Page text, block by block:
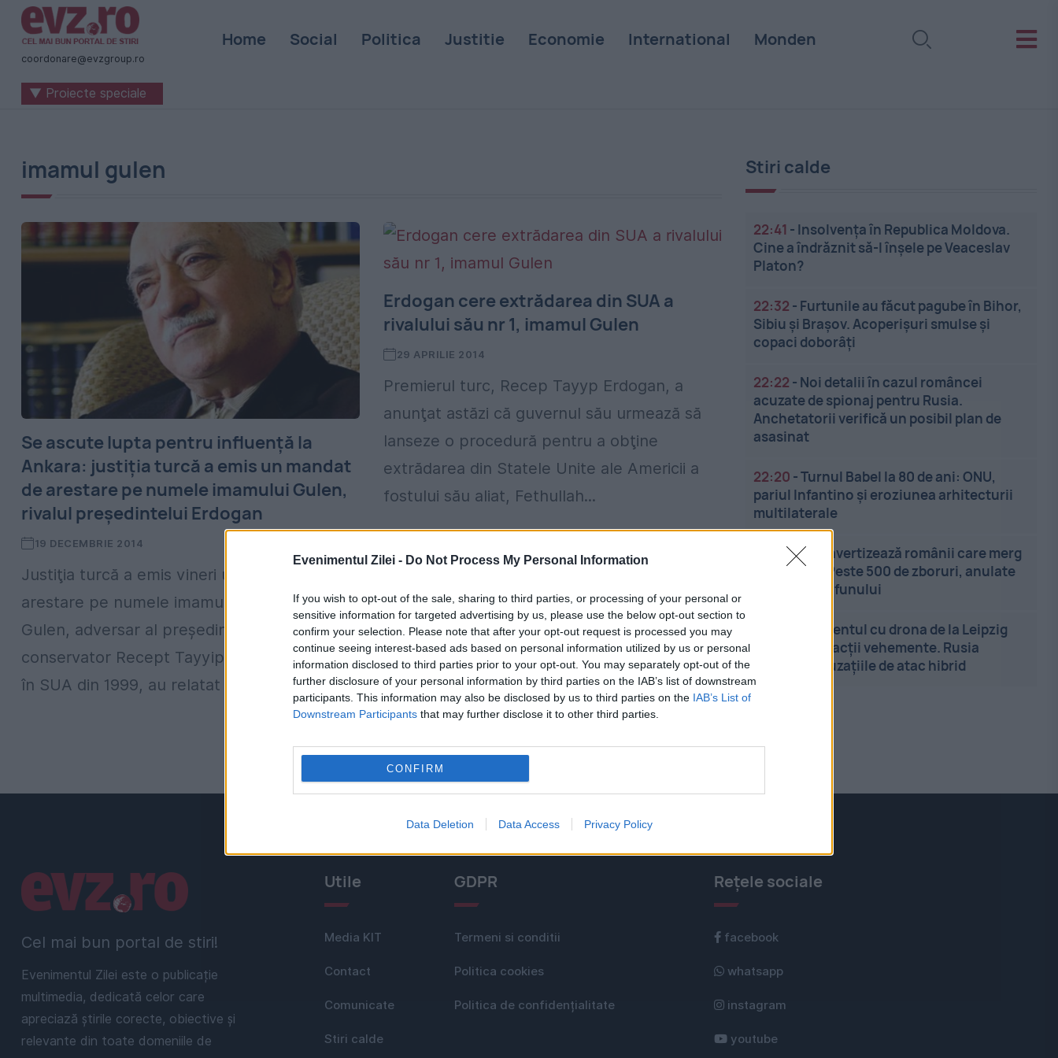
Evenimentul Zilei - Do Not Process My Personal Information
If you wish to opt-out of the sale, sharing to third parties, or processing of your personal or
sensitive information for targeted advertising by us, please use the below opt-out section to
confirm your selection. Please note that after your opt-out request is processed you may
continue seeing interest-based ads based on personal information utilized by us or personal
information disclosed to third parties prior to your opt-out. You may separately opt-out of the
further disclosure of your personal information by third parties on the IAB’s list of downstream
participants. This information may also be disclosed by us to third parties on the IAB’s List of
Downstream Participants that may further disclose it to other third parties.
CONFIRM
Data Deletion Data Access Privacy Policy
Știri
naționale
internaționale
România
-
coordonare@evzgroup.ro
Home Social Politica Justitie Economie International Monden
▼ Proiecte speciale
imamul gulen
Se ascute lupta pentru influență la
Ankara: justiția turcă a emis un mandat
de arestare pe numele imamului Gulen,
rivalul președintelui Erdogan
19 DECEMBRIE 2014
Justiţia turcă a emis vineri un mandat de
arestare pe numele imamului Fethullah
Gulen, adversar al preşedintelui islamo-
conservator Recept Tayyip Erodogan, exilat
în SUA din 1999, au relatat media din...
Erdogan cere extrădarea din SUA a
rivalului său nr 1, imamul Gulen
29 APRILIE 2014
Premierul turc, Recep Tayyp Erdogan, a
anunţat astăzi că guvernul său urmează să
lanseze o procedură pentru a obţine
extrădarea din Statele Unite ale Americii a
fostului său aliat, Fethullah...
Stiri calde
22:41 - Insolvenţa în Republica Moldova.
Cine a îndrăznit să-l înşele pe Veaceslav
Platon?
22:32 - Furtunile au făcut pagube în Bihor,
Sibiu și Brașov. Acoperișuri smulse și
copaci doborâți
22:22 - Noi detalii în cazul româncei
acuzate de spionaj pentru Rusia.
Anchetatorii verifică un posibil plan de
asasinat
22:20 -Turnul Babel la 80 de ani: ONU,
pariul Infantino și eroziunea arhitecturii
multilaterale
22:13-MAE avertizează românii care merg
în Japonia. Peste 500 de zboruri, anulate
din cauza taifunului
Incidentul cu drona de la Leipzig
stârnește reacții vehemente. Rusia
respinge acuzațiile de atac hibrid
Cel mai bun portal de stiri!
Evenimentul Zilei este o publicație
multimedia, dedicată celor care
apreciază știrile corecte, obiective și
relevante din toate domeniile de
Linkuri utile Utile
Media KIT
Contact
Comunicate
Stiri calde
GDPR
Termeni si conditii
Politica cookies
Politica de confidențialitate
Rețele sociale
facebook
whatsapp
instagram
youtube